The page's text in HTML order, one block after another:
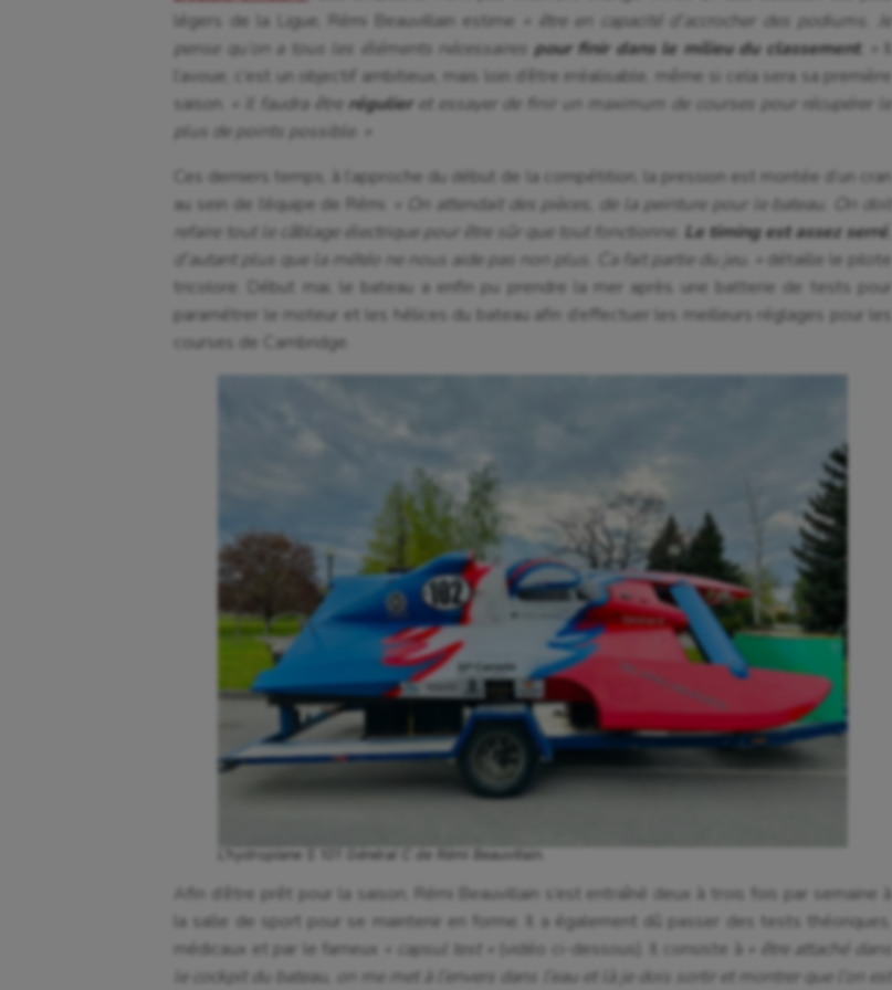
légers de la Ligue, Rémi Beauvillain estime
« être en capacité d’accrocher des podiums. Je
pense qu’on a tous les éléments nécessaires pour finir dans le milieu du classement. »
l’avoue, c’est un objectif ambitieux, mais loin d’être irréalisable, même si cela sera sa première
saison.
« Il faudra être régulieret essayer de finir un maximum de courses pour récupérer le
plus de points possible. »
Ces derniers temps, à l’approche du début de la compétition, la pression est montée d’un cran
au sein de l’équipe de Rémi.
« On attendait des pièces, de la peinture pour le bateau. On doit
refaire tout le câblage électrique pour être sûr que tout fonctionne. Le timing est assez serré
d’autant plus que la météo ne nous aide pas non plus. Ca fait partie du jeu. »
détaille le pilote
tricolore. Début mai, le bateau a enfin pu prendre la mer après une batterie de tests pour
paramétrer le moteur et les hélices du bateau afin d’effectuer les meilleurs réglages pour les
courses de Cambridge.
L’hydroplane S 101 Général C de Rémi Beauvillain.
Afin d’être prêt pour la saison, Rémi Beauvillain s’est entraîné deux à trois fois par semaine à
la salle de sport pour se maintenir en forme. Il a également dû passer des tests théoriques,
médicaux et par le fameux
« capsul test » (vidéo ci-dessous). Il consiste à
« être attaché dans
le cockpit du bateau, on me met à l’envers dans l’eau et là je dois sortir et montrer que l’on est